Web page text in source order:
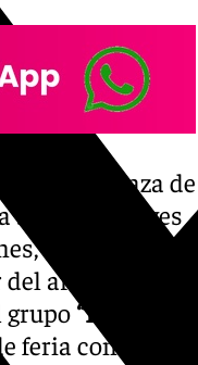
en la Plaza de
seguir el jueves
festivo en el
arte de
grupo“Los
feria con la